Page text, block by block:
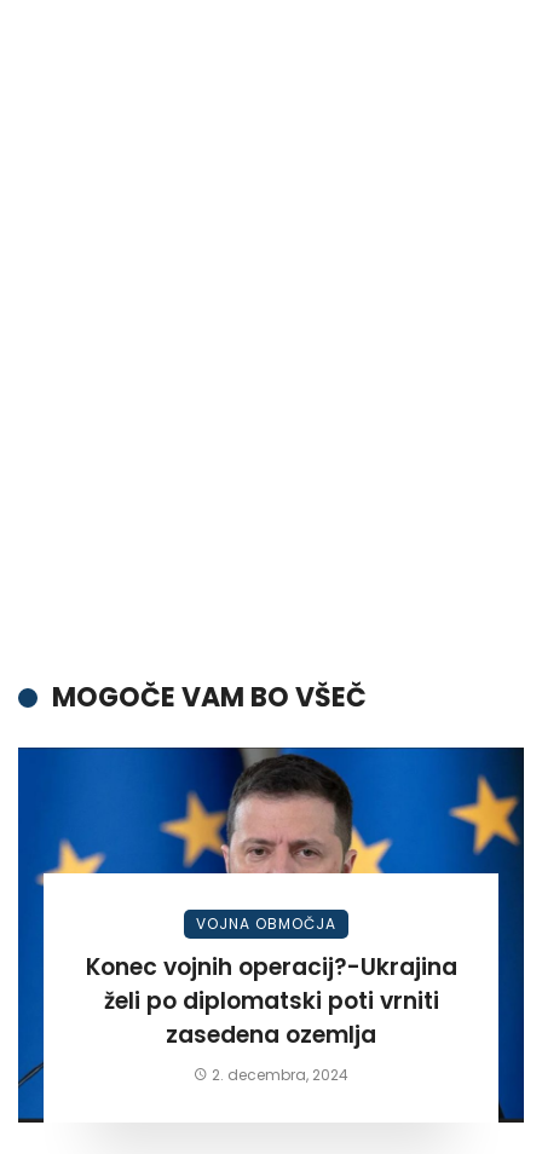
MOGOČE VAM BO VŠEČ
VOJNA OBMOČJA
Konec vojnih operacij?-Ukrajina
želi po diplomatski poti vrniti
zasedena ozemlja
2. decembra, 2024